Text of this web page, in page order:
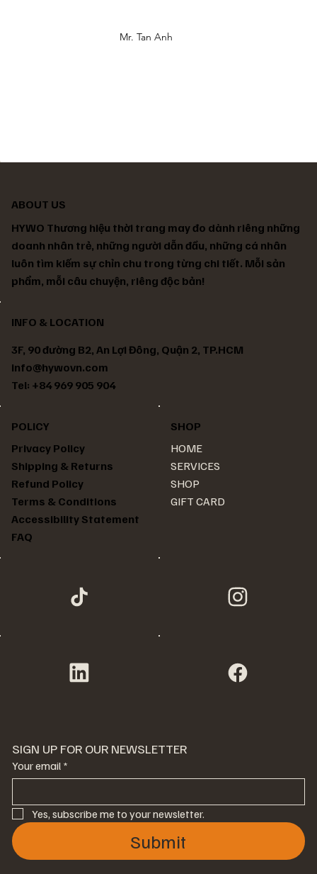
Mr. Tan Anh
ABOUT US
HYWO Thương hiệu thời trang may đo dành riêng những
doanh nhân trẻ, những người dẫn đầu, những cá nhân
luôn tìm kiếm sự chỉn chu trong từng chi tiết. Mỗi sản
phẩm, mỗi câu chuyện, riêng độc bản!
INFO & LOCATION
3F, 90 đường B2, An Lợi Đông, Quận 2, TP.HCM
info@hywovn.com
Tel: +84 969 905 904
SHOP
HOME
SERVICES
SHOP
GIFT CARD
SIGN UP FOR OUR NEWSLETTER
Your email *
Yes, subscribe me to your newsletter.
Submit
POLICY
Privacy Policy
Shipping & Returns
Refund Policy
Terms & Conditions
Accessibility Statement
FAQ